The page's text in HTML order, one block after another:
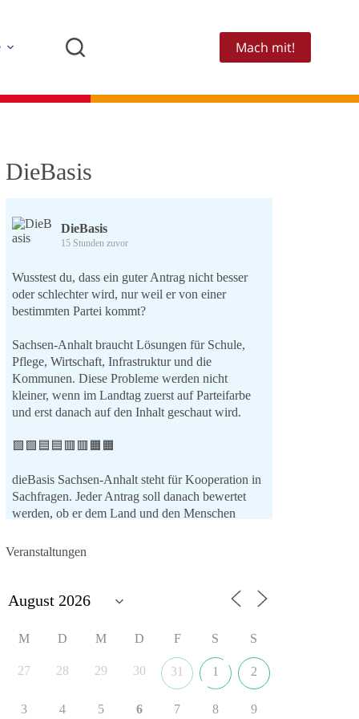
Mach mit!
DieBasis
DieBasis
15 Stunden zuvor
Wusstest du, dass ein guter Antrag nicht besser
oder schlechter wird, nur weil er von einer
bestimmten Partei kommt?
Sachsen-Anhalt braucht Lösungen für Schule,
Pflege, Wirtschaft, Infrastruktur und die
Kommunen. Diese Probleme werden nicht
kleiner, wenn im Landtag zuerst auf Parteifarbe
und erst danach auf den Inhalt geschaut wird.
🟩🟩🟦🟦🟥🟥🟧🟧
dieBasis Sachsen-Anhalt steht für Kooperation in
Sachfragen. Jeder Antrag soll danach bewertet
werden, ob er dem Land und den Menschen
Zustimmung, wenn ein Vorschlag sinnvoll ist.
Antrags oder das Ergebnis für Sachsen-Anhalt?
#dieBasis #sachsenanhalt #ltw2026
👉 Folgen:
Veranstaltungen
M D M D F S S
27 28 29 30 31 1 2
3 4 5 6 7 8 9